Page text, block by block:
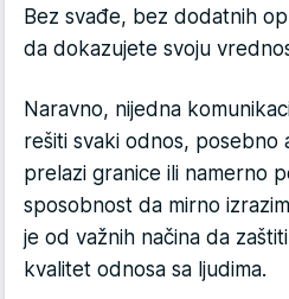
Bez svađe, bez dodatnih
da dokazujete svoju
Naravno, nijedna
rešiti svaki odnos, posebno
prelazi granice ili namerno
sposobnost da mirno
je od važnih načina da
kvalitet odnosa sa ljudima.